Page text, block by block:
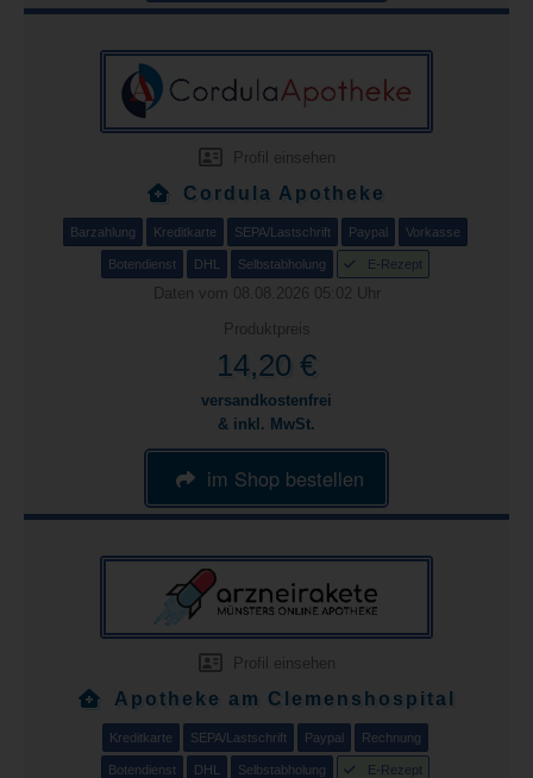
Profil einsehen
Cordula Apotheke
Barzahlung Kreditkarte SEPA/Lastschrift Paypal Vorkasse
Botendienst DHL Selbstabholung E-Rezept
Daten vom 08.08.2026 05:02 Uhr
Produktpreis
14,20 €
versandkostenfrei
& inkl. MwSt.
im Shop bestellen
Profil einsehen
Apotheke am Clemenshospital
Kreditkarte SEPA/Lastschrift Paypal Rechnung
Botendienst DHL Selbstabholung E-Rezept